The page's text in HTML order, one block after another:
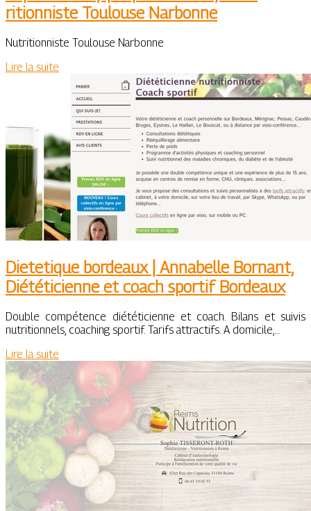
ritionniste Toulouse Narbonne
Nutritionniste Toulouse Narbonne
Lire la suite
Dietetique bordeaux | Annabelle Bornant,
Diététi­cien­ne et coach sportif Bordeaux
Double compétence diététicienne et coach. Bilans et suivis
nutritionnels, coaching sportif. Tarifs attractifs. A domicile,…
Lire la suite